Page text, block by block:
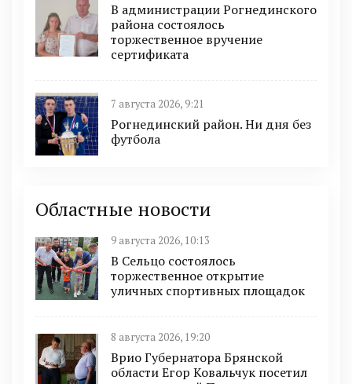
В администрации Рогнединского
района состоялось
торжественное вручение
сертификата
7 августа 2026, 9:21
Рогнединский район. Ни дня без
футбола
Областные новости
9 августа 2026, 10:13
В Сельцо состоялось
торжественное открытие
уличных спортивных площадок
8 августа 2026, 19:20
Врио Губернатора Брянской
области Егор Ковальчук посетил